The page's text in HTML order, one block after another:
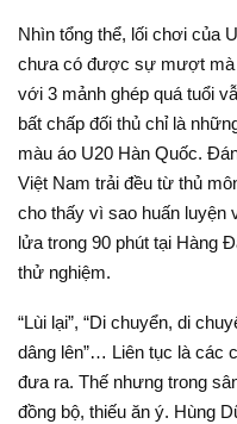
Nhìn tổng thể, lối chơi của
chưa có được sự mượt mà
với 3 mảnh ghép quá tuổi
bất chấp đối thủ chỉ là
màu áo U20 Hàn Quốc.
Việt Nam trải đều từ thủ
cho thấy vì sao huấn luyện
lửa trong 90 phút tại Hàng
thử nghiệm.
“Lùi lại”, “Di chuyển, di
dâng lên”… Liên tục là các
đưa ra. Thế nhưng trong
đồng bộ, thiếu ăn ý. Hùng